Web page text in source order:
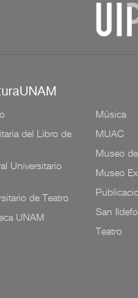
del Libro de
Universitario
de Teatro
UNAM
Música
MUAC
Museo
Museo
San
Teatro